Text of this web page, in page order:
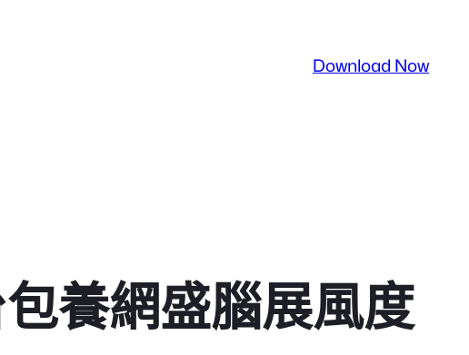
Download Now
養網盛腦展風度